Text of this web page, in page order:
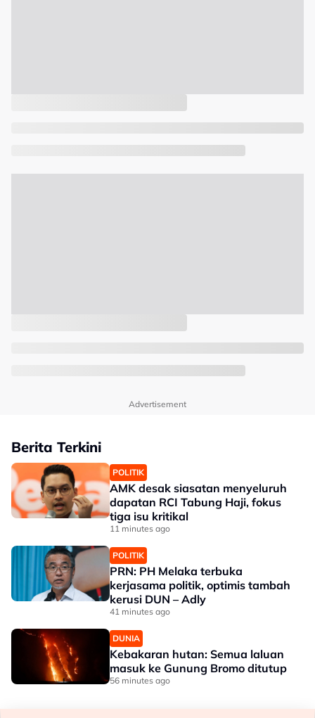
Advertisement
Berita Terkini
POLITIK
AMK desak siasatan menyeluruh
dapatan RCI Tabung Haji, fokus
tiga isu kritikal
11 minutes ago
POLITIK
PRN: PH Melaka terbuka
kerjasama politik, optimis tambah
kerusi DUN – Adly
41 minutes ago
DUNIA
Kebakaran hutan: Semua laluan
masuk ke Gunung Bromo ditutup
56 minutes ago